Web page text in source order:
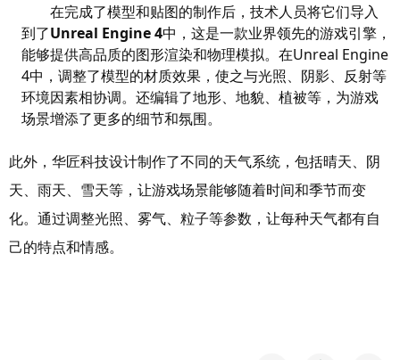
在完成了模型和贴图的制作后，技术人员将它们导入
到了Unreal Engine 4中，这是一款业界领先的游戏引擎，
能够提供高品质的图形渲染和物理模拟。在Unreal Engine
4中，调整了模型的材质效果，使之与光照、阴影、反射等
环境因素相协调。还编辑了地形、地貌、植被等，为游戏
场景增添了更多的细节和氛围。
此外， 华匠科技设计制作了不同的天气系统，包括晴天、阴
天、雨天、雪天等，让游戏场景能够随着时间和季节而变
化。通过调整光照、雾气、粒子等参数，让每种天气都有自
己的特点和情感。